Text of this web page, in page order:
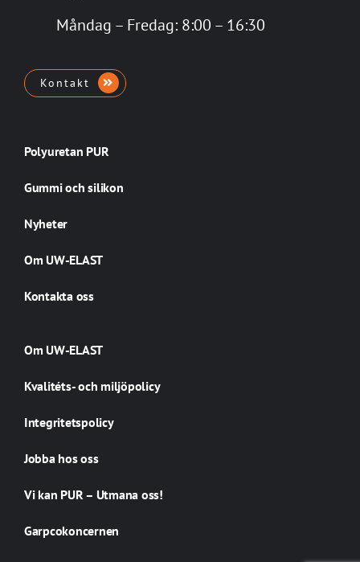
Måndag – Fredag: 8:00 – 16:30
Kontakt
Polyuretan PUR
Gummi och silikon
Nyheter
Om UW-ELAST
Kontakta oss
Om UW-ELAST
Kvalitéts- och miljöpolicy
Integritetspolicy
Jobba hos oss
Vi kan PUR – Utmana oss!
Garpcokoncernen